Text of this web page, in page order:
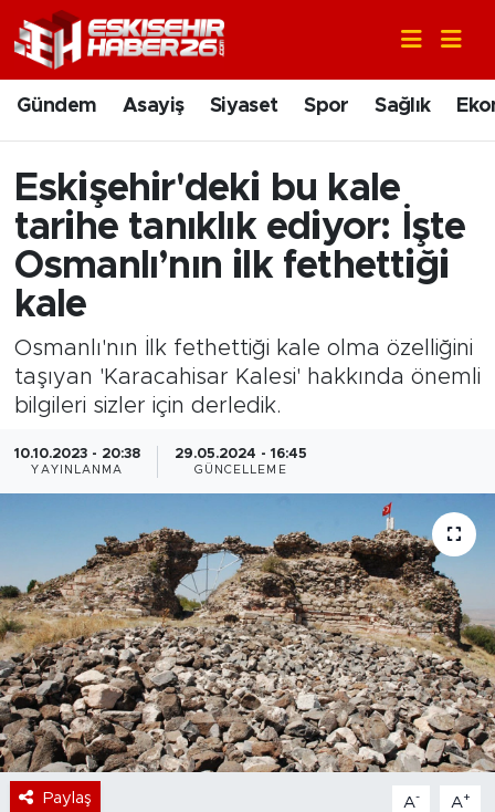
Gündem Asayiş Siyaset Spor Sağlık
Eskişehir'deki bu kale
tarihe tanıklık ediyor: İşte
Osmanlı’nın ilk fethettiği
kale
Osmanlı'nın İlk fethettiği kale olma özelliğini
taşıyan 'Karacahisar Kalesi' hakkında önemli
bilgileri sizler için derledik.
10.10.2023 - 20:38
YAYINLANMA
29.05.2024 - 16:45
GÜNCELLEME
Paylaş A- A+
Gündem
Asayiş
Siyaset
Spor
Sağlık
Ekonomi
Sanat
Bölge
Teknoloji
Magazin
Dünya
Sektör
Nöbetçi Eczaneler
Hava Durumu
Trafik Durumu
Süper Lig Puan Durumu ve Fikstür
Tüm Manşetler
Son Dakika Haberleri
Haber Arşivi